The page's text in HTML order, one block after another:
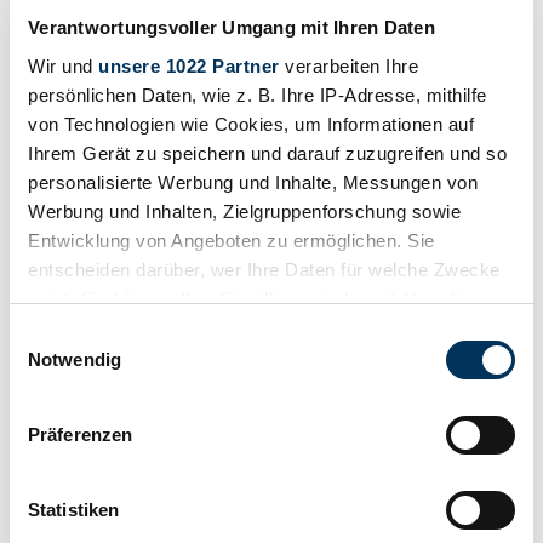
Verantwortungsvoller Umgang mit Ihren Daten
Wir und unsere 1022 Partner verarbeiten Ihre
persönlichen Daten, wie z. B. Ihre IP-Adresse, mithilfe
von Technologien wie Cookies, um Informationen auf
Ihrem Gerät zu speichern und darauf zuzugreifen und so
personalisierte Werbung und Inhalte, Messungen von
Werbung und Inhalten, Zielgruppenforschung sowie
Entwicklung von Angeboten zu ermöglichen. Sie
entscheiden darüber, wer Ihre Daten für welche Zwecke
nutzt. Sie können Ihre Einwilligung jederzeit über die
Trigger Symbol ändern oder widerrufen
Informationen über Ihre geografische Lage
können
Notwendig
Präferenzen
Statistiken
Suchergebnisse
Zur Zeit sind keine passenden Inserate zu Ihrer Suche veröffentlicht.
Benachrichtigung erstellen
Lassen Sie sich benachrichtigen, sobald ein Inserat veröffentlicht
wird, das Ihren Suchkriterien entspricht.
Sie haben einen Toyota Land Cruiser HZJ80L, den Sie verkaufen
Fahrzeug inserieren